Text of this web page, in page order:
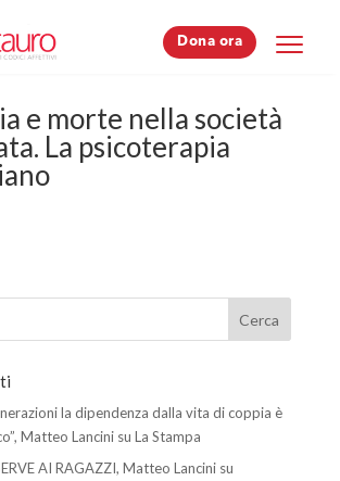
Dona ora
Dona ora
e morte nella società
La psicoterapia
la dipendenza dalla vita di coppia è
Matteo Lancini su La Stampa
AI RAGAZZI, Matteo Lancini su